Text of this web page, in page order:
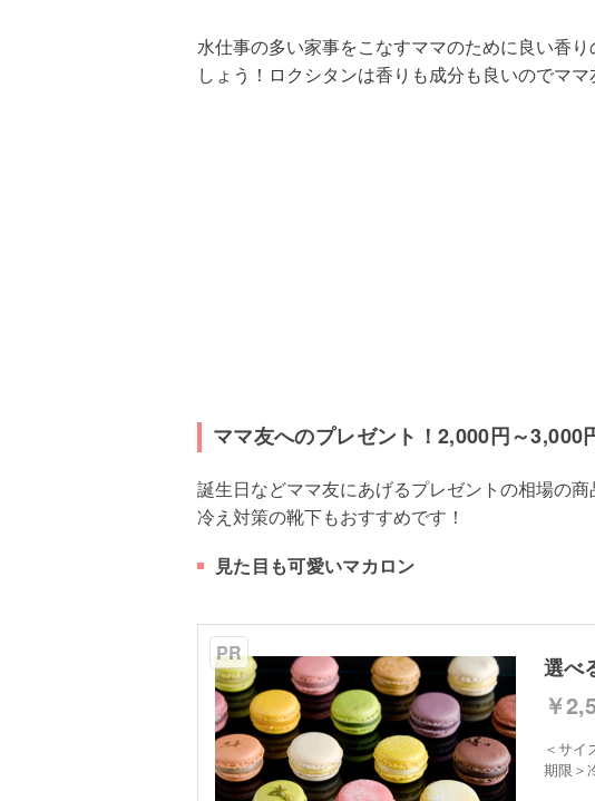
水仕事の多い家事をこなすママのために良い香
しょう！ロクシタンは香りも成分も良いのでママ
ママ友へのプレゼント！2,000円～3,000
誕生日などママ友にあげるプレゼントの相場の商
冷え対策の靴下もおすすめです！
見た目も可愛いマカロン
PR
選べ
￥
＜サイ
期限＞